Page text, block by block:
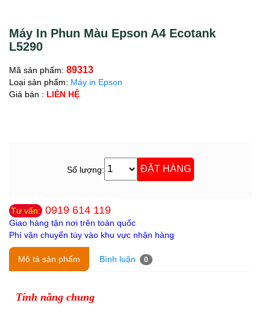
Máy In Phun Màu Epson A4 Ecotank
L5290
Mã sản phẩm: 89313
Loại sản phẩm: Máy in Epson
Giá bán : LIÊN HỆ
Số lượng:
Tư vấn: 0919 614 119
Giao hàng tận nơi trên toàn quốc
Phí vận chuyển tùy vào khu vực nhận hàng
Mô tả sản phẩm Bình luận 0
Tính năng chung